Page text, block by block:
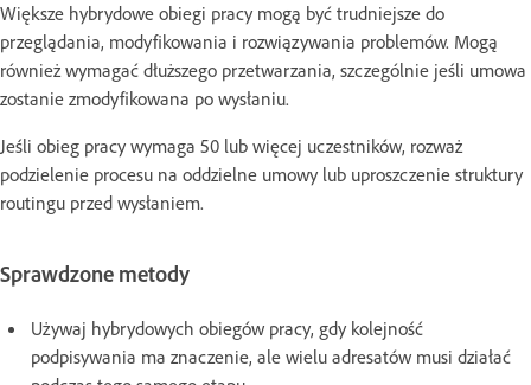
Większe hybrydowe obiegi pracy mogą być trudniejsze do
przeglądania, modyfikowania i rozwiązywania problemów. Mogą
również wymagać dłuższego przetwarzania, szczególnie jeśli umowa
zostanie zmodyfikowana po wysłaniu.
Jeśli obieg pracy wymaga 50 lub więcej uczestników, rozważ
podzielenie procesu na oddzielne umowy lub uproszczenie struktury
routingu przed wysłaniem.
Sprawdzone metody
Używaj hybrydowych obiegów pracy, gdy kolejność
podpisywania ma znaczenie, ale wielu adresatów musi działać